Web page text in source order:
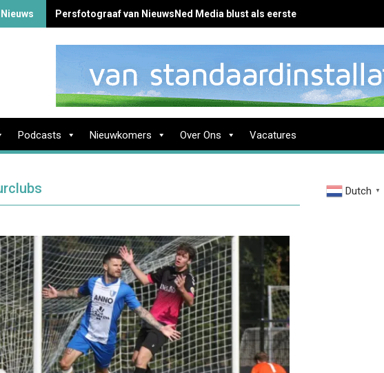
Persfotograaf van NieuwsNed Media blust als eerste brand Zenderstraat
Podcasts Nieuwkomers Over Ons Vacatures
Dutch ▼